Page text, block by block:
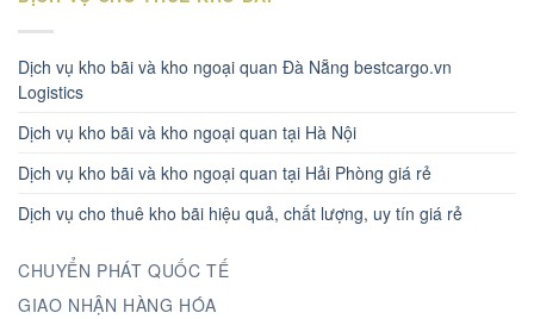
Dịch vụ kho bãi và kho ngoại quan Đà Nẵng bestcargo.vn
Logistics
Dịch vụ kho bãi và kho ngoại quan tại Hà Nội
Dịch vụ kho bãi và kho ngoại quan tại Hải Phòng giá rẻ
Dịch vụ cho thuê kho bãi hiệu quả, chất lượng, uy tín giá rẻ
CHUYỂN PHÁT QUỐC TẾ
GIAO NHẬN HÀNG HÓA